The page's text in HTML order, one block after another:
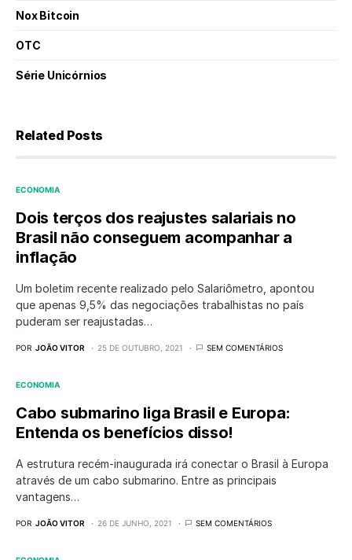
Nox Bitcoin
OTC
Série Unicórnios
Related Posts
ECONOMIA
Dois terços dos reajustes salariais no
Brasil não conseguem acompanhar a
inflação
Um boletim recente realizado pelo Salariômetro, apontou
que apenas 9,5% das negociações trabalhistas no país
puderam ser reajustadas…
POR JOÃO VITOR 25 DE OUTUBRO, 2021 SEM COMENTÁRIOS
ECONOMIA
Cabo submarino liga Brasil e Europa:
Entenda os benefícios disso!
A estrutura recém-inaugurada irá conectar o Brasil à Europa
através de um cabo submarino. Entre as principais
vantagens…
POR JOÃO VITOR 26 DE JUNHO, 2021 SEM COMENTÁRIOS